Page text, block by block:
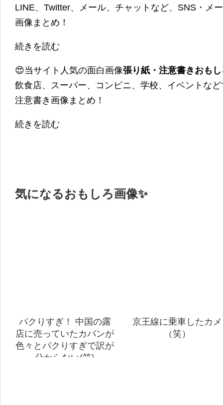
LINE、Twitter、メール、チャットなど、SNS・メ
画像まとめ！
続きを読む
😍当サイト人気の面白画像張り紙・注意書きおも
飲食店、スーパー、コンビニ、学校、イベントな
注意書き画像まとめ！
続きを読む
気になるおもしろ画像✨
パクりすぎ！ 中国の露
店に売っていたカバンが
色々とパクりすぎで訳が
分からない(笑)
京王線に乗車したカメ
（笑）